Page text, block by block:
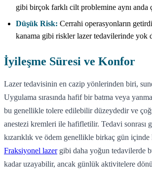
gibi birçok farklı cilt problemine aynı anda
Düşük Risk: Cerrahi operasyonların
kanama gibi riskler lazer tedavilerinde yok
İyileşme Süresi ve Konfor
Lazer tedavisinin en cazip yönlerinden biri,
Uygulama sırasında hafif bir batma veya
bu genellikle tolere edilebilir düzeydedir ve
anestezi kremleri ile hafifletilir. Tedavi sonrası
kızarıklık ve ödem genellikle birkaç gün
Fraksiyonel lazergibi daha yoğun tedavilerde
kadar uzayabilir, ancak günlük aktivitelere